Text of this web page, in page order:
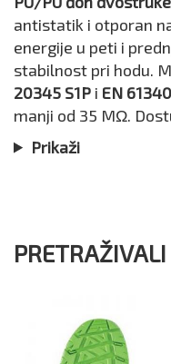
antistatik i otporan
energije u peti i
stabilnost pri hodu.
20345 S1P i EN
manji od 35 MΩ.
Prikaži